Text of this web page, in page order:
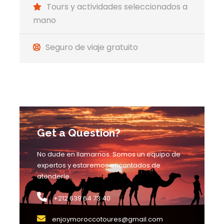
Tours y actividades seleccionados a
mano
Seguro de viaje gratuito
Get a Question?
No dude en llamarnos. Somos un equipo de
expertos y estaremos encantados de
atenderle.
+212 639 64 73 40
enjoymoroccotoures@gmail.com
cuales se encuentra el pequeño museo y
galería de arte que alberga la rica cultura de
Noche en el mismo hotel.
Regreso a Fez por la región de Ketama, en el
corazón del Rif y Taounate. Disfrute del
impresionante paisaje a lo largo de la ruta de
regreso a Fez.
Fin del viaje: Tour de 3 días Fez Chefchaouen
Norte de Marruecos.